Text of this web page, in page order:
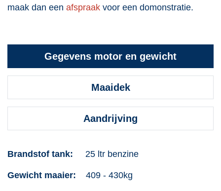
maak dan een afspraak voor een domonstratie.
Gegevens motor en gewicht
Maaidek
Aandrijving
Brandstof tank: 25 ltr benzine
Gewicht maaier: 409 - 430kg